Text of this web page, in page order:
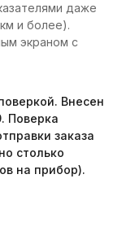
даже
и более).
экраном с
Внесен
Поверка
заказа
столько
на прибор).